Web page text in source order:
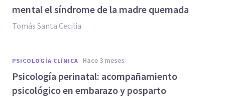
mental el síndrome de la madre quemada
Tomás Santa Cecilia
PSICOLOGÍA CLÍNICA hace 3 meses
Psicología perinatal: acompañamiento
psicológico en embarazo y posparto